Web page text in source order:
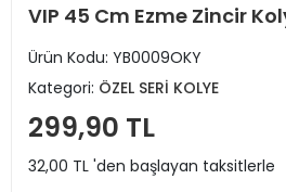
VIP 45 Cm Ezme Zincir
Ürün Kodu: YB0009OKY
Kategori: ÖZEL SERİ KOLYE
299,90 TL
32,00 TL 'den başlayan taksitlerle